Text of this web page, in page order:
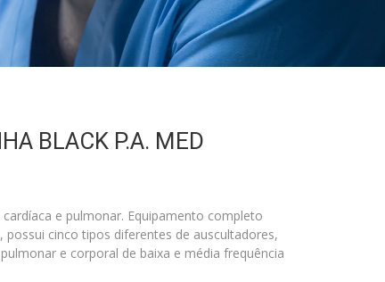
BLACK P.A. MED
e pulmonar. Equipamento completo
cinco tipos diferentes de auscultadores,
e corporal de baixa e média frequência